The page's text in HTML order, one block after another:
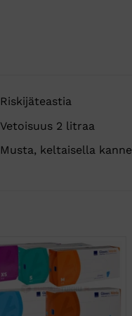
Riskijäteastia
Vetoisuus 2 litraa
Musta, keltaisella